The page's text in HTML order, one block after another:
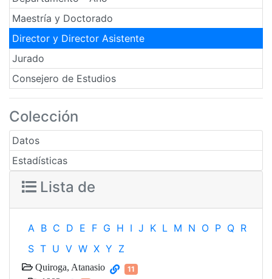
Maestría y Doctorado
Director y Director Asistente
Jurado
Consejero de Estudios
Colección
Datos
Estadísticas
Lista de
A B C D E F G H I J K L M N O P Q R
S T U V W X Y Z
Quiroga, Atanasio 11